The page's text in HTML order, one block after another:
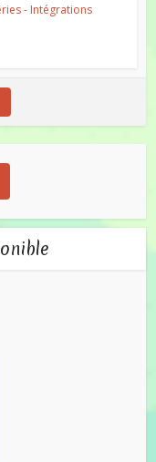
- Intégrations